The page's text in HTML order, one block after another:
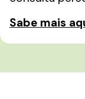
Sabe mais